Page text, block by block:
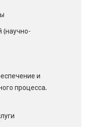
(научно-
и
процесса.